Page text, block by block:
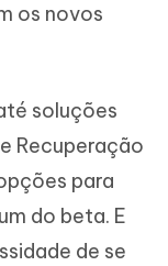
os novos
soluções
Recuperação
para
do beta. E
de se